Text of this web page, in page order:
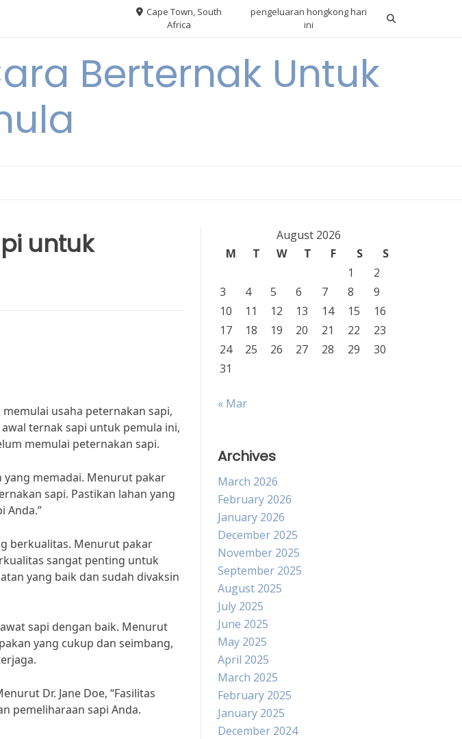
Cape Town, South
Africa
pengeluaran hongkong hari
ini
Berternak Untuk
untuk
usaha peternakan sapi,
ternak sapi untuk pemula ini,
memulai peternakan sapi.
yang memadai. Menurut pakar
sapi. Pastikan lahan yang
Anda.”
berkualitas. Menurut pakar
sangat penting untuk
yang baik dan sudah divaksin
sapi dengan baik. Menurut
yang cukup dan seimbang,
Dr. Jane Doe, “Fasilitas
pemeliharaan sapi Anda.
August 2026
M
T W T F S
S
1
2
3
4 5 6 7 8
9
10
11 12 13 14 15
16
17
18 19 20 21 22
23
24
25 26 27 28 29
30
31
« Mar
Archives
March 2026
February 2026
January 2026
December 2025
November 2025
September 2025
August 2025
July 2025
June 2025
May 2025
April 2025
March 2025
February 2025
January 2025
December 2024